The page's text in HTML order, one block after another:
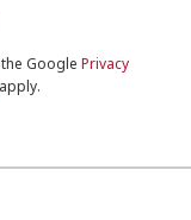
Google Privacy
apply.